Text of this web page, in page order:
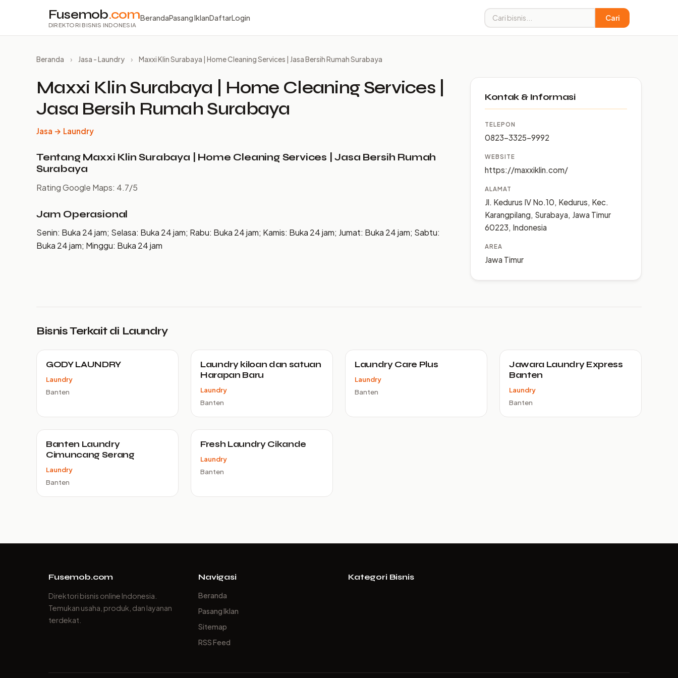
Fusemob.com
DIREKTORI BISNIS INDONESIA
BerandaPasang IklanDaftarLogin Cari
Beranda › Jasa - Laundry › Maxxi Klin Surabaya | Home Cleaning Services | Jasa Bersih Rumah Surabaya
Maxxi Klin Surabaya | Home Cleaning Services |
Jasa Bersih Rumah Surabaya
Jasa → Laundry
Tentang Maxxi Klin Surabaya | Home Cleaning Services | Jasa Bersih Rumah
Surabaya
Rating Google Maps: 4.7/5
Jam Operasional
Senin: Buka 24 jam; Selasa: Buka 24 jam; Rabu: Buka 24 jam; Kamis: Buka 24 jam; Jumat: Buka 24 jam; Sabtu:
Buka 24 jam; Minggu: Buka 24 jam
Kontak & Informasi
TELEPON
0823-3325-9992
WEBSITE
https://maxxiklin.com/
ALAMAT
Jl. Kedurus IV No.10, Kedurus, Kec.
Karangpilang, Surabaya, Jawa Timur
60223, Indonesia
AREA
Jawa Timur
Bisnis Terkait di Laundry
GODY LAUNDRY
Laundry
Banten
Laundry kiloan dan satuan
Harapan Baru
Laundry
Banten
Laundry Care Plus
Laundry
Banten
Jawara Laundry Express
Banten
Laundry
Banten
Banten Laundry
Cimuncang Serang
Laundry
Banten
Fresh Laundry Cikande
Laundry
Banten
Fusemob.com
Direktori bisnis online Indonesia.
Temukan usaha, produk, dan layanan
terdekat.
Navigasi
Beranda
Pasang Iklan
Sitemap
RSS Feed
Kategori Bisnis